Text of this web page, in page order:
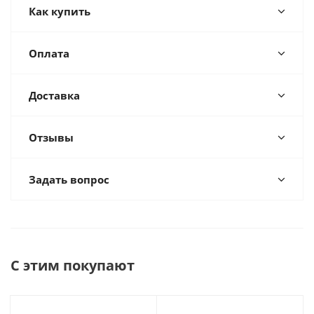
Как купить
Оплата
Доставка
Отзывы
Задать вопрос
С этим покупают